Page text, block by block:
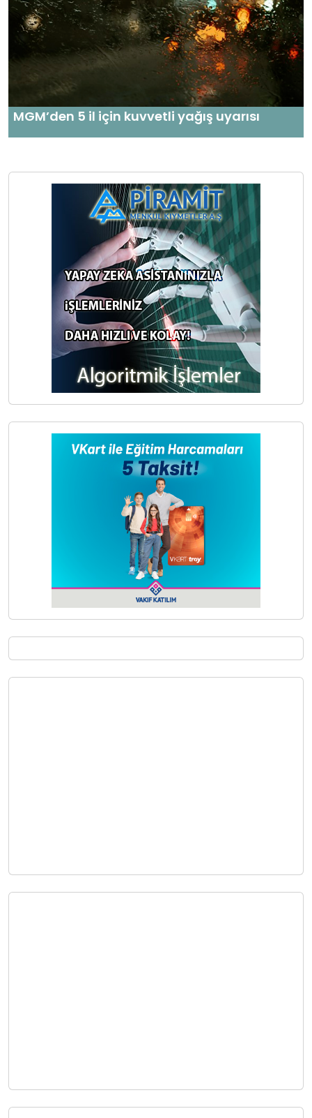
MGM’den 5 il için kuvvetli yağış uyarısı